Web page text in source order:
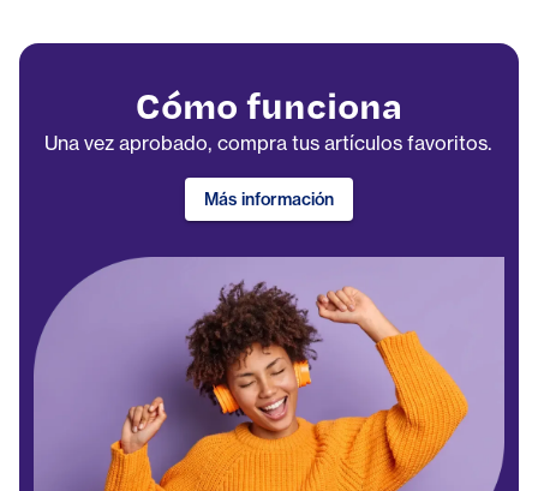
Cómo funciona
Una vez aprobado, compra tus artículos favoritos.
Más información